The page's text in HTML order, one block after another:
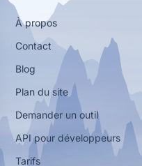
À propos
Contact
Blog
Plan du site
Demander un outil
API pour développeurs
Tarifs